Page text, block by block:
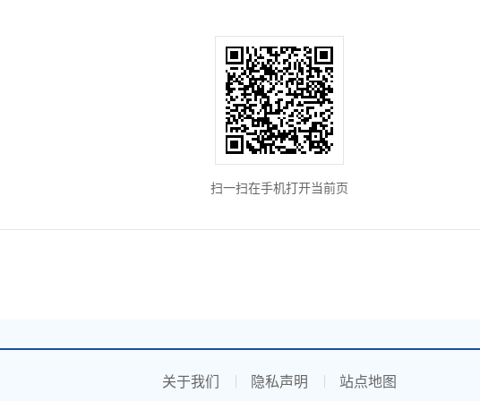
扫一扫在手机打开当前页
关于我们 隐私声明 站点地图